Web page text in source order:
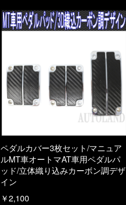
ペダルカバー3枚セット/マニュア
ルMT車オートマAT車用ペダルパ
ッド/立体織り込みカーボン調デザ
イン
￥2,100